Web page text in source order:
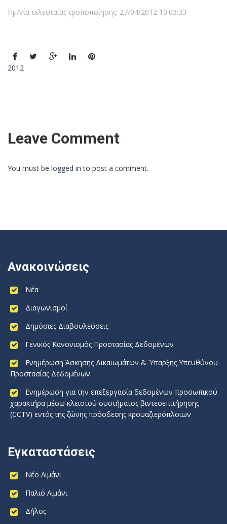
Ημ/νία τελευταίας τροποποίησης: 27/04/2012 10:03:33
2012
Leave Comment
You must be logged in to post a comment.
Ανακοινώσεις
Νέα
Διαγωνισμοί
Δημόσιες Διαβουλεύσεις
Γενικός Κανονισμός Προστασίας Δεδομένων
Ενημέρωση Άσκησης Δικαιωμάτων & Ύπαρξης Υπευθύνου
Προστασίας Δεδομένων
Ενημέρωση για την επεξεργασία δεδομένων προσωπικού
χαρακτήρα μέσω κλειστού συστήματος βιντεοεπιτήρησης
(CCTV) εντός της ζώνης πρόσδεσης κρουαζιερόπλοιων
Εγκαταστάσεις
Νέο Λιμάνι
Παλιό Λιμάνι
Δήλος